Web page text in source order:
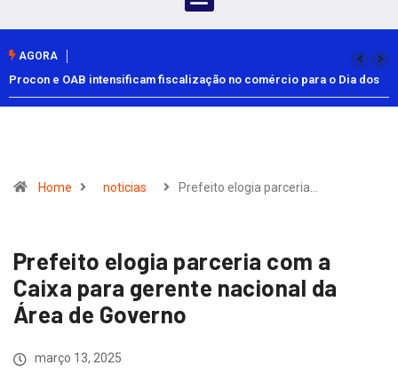
AGORA
Procon e OAB intensificam fiscalização no comércio para o Dia dos
Pais
Home noticias Prefeito elogia parceria…
Prefeito elogia parceria com a
Caixa para gerente nacional da
Área de Governo
março 13, 2025